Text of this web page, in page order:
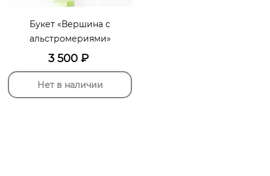
Букет «Вершина с
альстромериями»
3 500 ₽
Нет в наличии